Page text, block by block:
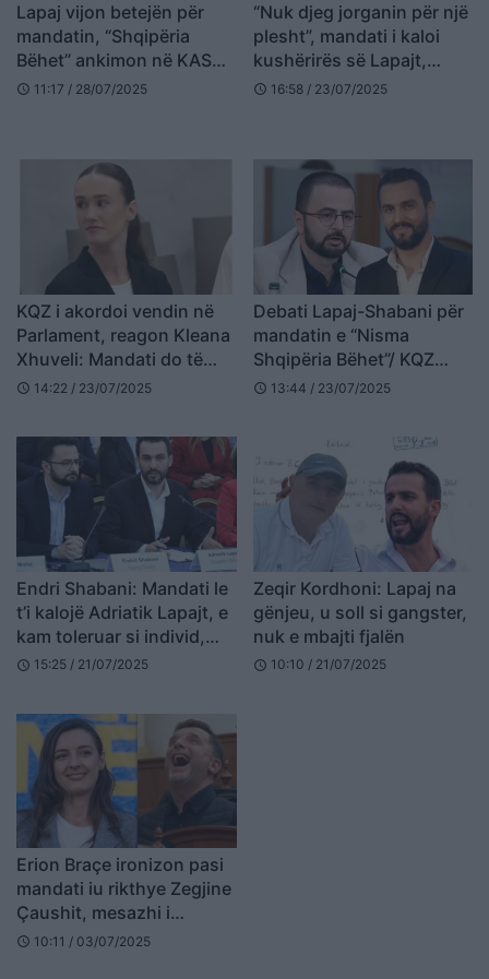
Lapaj vijon betejën për
mandatin, “Shqipëria
Bëhet” ankimon në KAS
vendimin e KQZ, kërkohet
schedule 11:17 / 28/07/2025
“Nuk djeg jorganin për një
plesht”, mandati i kaloi
kushërirës së Lapajt,
reagon Shabani: E fal se
schedule 16:58 / 23/07/2025
KQZ i akordoi vendin në
Parlament, reagon Kleana
Xhuveli: Mandati do të
rikthehet tek i zoti kur të
schedule 14:22 / 23/07/2025
Debati Lapaj-Shabani për
mandatin e “Nisma
Shqipëria Bëhet”/ KQZ
merr vendimin, ja kush do
schedule 13:44 / 23/07/2025
Endri Shabani: Mandati le
t’i kalojë Adriatik Lapajt, e
kam toleruar si individ,
por na e ka dredhur
schedule 15:25 / 21/07/2025
Zeqir Kordhoni: Lapaj na
gënjeu, u soll si gangster,
nuk e mbajti fjalën
schedule 10:10 / 21/07/2025
Erion Braçe ironizon pasi
mandati iu rikthye Zegjine
Çaushit, mesazhi i
fshehtë: E gjithë dita…
schedule 10:11 / 03/07/2025